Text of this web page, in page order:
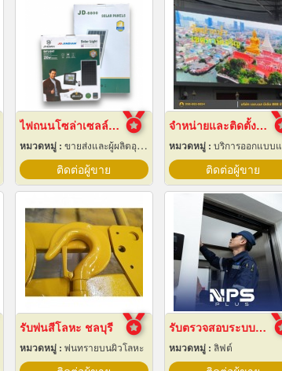
ไฟถนนโซล่าเซลล์ พัทยา ชลบุรี
หมวดหมู่ : ขายส่งและผู้ผลิตอุปกรณ์เครื่องใช้ไฟฟ้า
ติดต่อผู้ขาย
จำหน่ายและติดตั้งจอ LED Display Outdoor
หมวดหมู่ : บริการออกแบบและจัดทำป้ายโฆษณา 24 ชม.
ติดต่อผู้ขาย
รับพ่นสีโลหะ ชลบุรี
หมวดหมู่ : พ่นทรายบนผิวโลหะ
รับตรวจสอบระบบลิฟต์ ซ่อมบำรุงรักษา Maintenance
หมวดหมู่ : ลิฟต์